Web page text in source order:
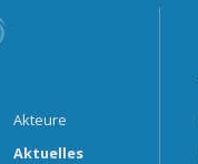
Akteure
Aktuelles